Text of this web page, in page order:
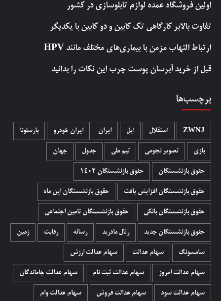
اولین فروشگاه عمده لوازم تابلوسازی در کشور
تفاوت بالابر کارگاهی تک کابین و دو کابین با یکدیگر
ارتباط التهاب مزمن با بیماری‌های مختلف مانند HPV
قبل از خرید آبرسان پوست چرب این نکات را بدانید
برچسب‌ها
ZWNJ استقلال اپل ایران ایران خودرو بارسلونا
بازی تصویر نجومی تیم ملی جدول جهان
حقوق بازنشستگان حقوق بازنشستگان 1402
حقوق بازنشستگان افزایش یافت حقوق بازنشستگان این ماه
حقوق بازنشستگان بانکی حقوق بازنشستگان تامین اجتماعی
حقوق بازنشستگان جدید رئال مادرید رسانه رقابت زمین
سامسونگ سهام عدالت سهام عدالت ارزش
سهام عدالت امروز سهام عدالت ثبت نام سهام عدالت جاماندگان
سهام عدالت سود سهام عدالت فروش سهام عدالت وام